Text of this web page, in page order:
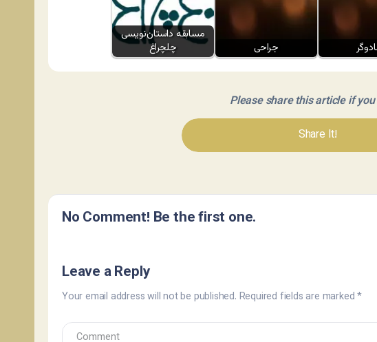
مسابقه داستان‌نویسی
چلچراغ
جراحی
Please share this article if
Share It!
No Comment! Be the first one.
Leave a Reply
Your email address will not be published. Required fields are marked*